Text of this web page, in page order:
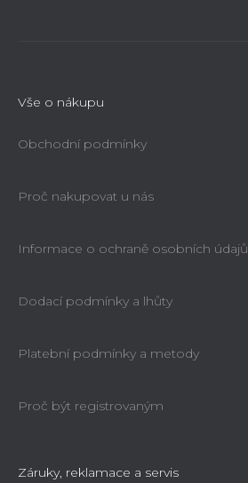
Vše o nákupu
Obchodní podmínky
Proč nakupovat u nás
Informace o ochraně osobních údajů
Dodací podmínky a lhůty
Platební podmínky a metody
Proč být registrovaným
Záruky, reklamace a servis